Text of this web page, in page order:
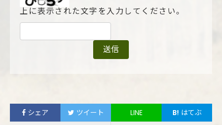
上に表示された文字を入力してください。
シェア ツイート LINE B! はてぶ